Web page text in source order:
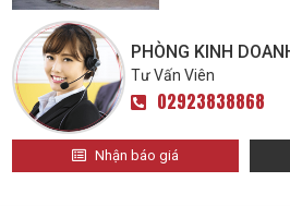
PHÒNG KINH
Tư Vấn Viên
02923838868
Nhận báo giá